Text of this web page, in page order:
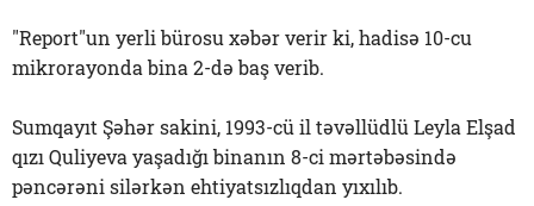
"Report"un yerli bürosu xəbər verir ki, hadisə 10-cu
mikrorayonda bina 2-də baş verib.
Sumqayıt Şəhər sakini, 1993-cü il təvəllüdlü Leyla Elşad
qızı Quliyeva yaşadığı binanın 8-ci mərtəbəsində
pəncərəni silərkən ehtiyatsızlıqdan yıxılıb.